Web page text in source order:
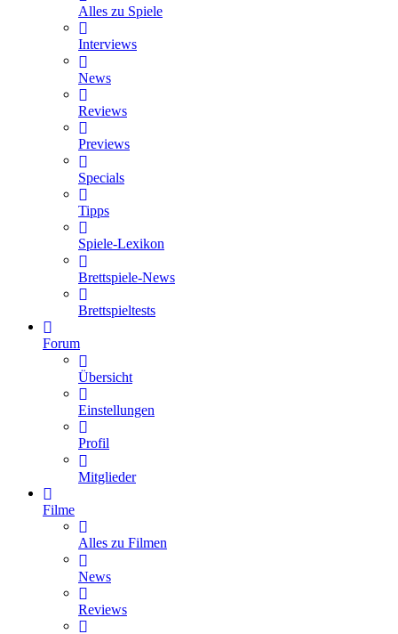
Alles zu Spiele
Interviews
News
Reviews
Previews
Specials
Tipps
Spiele-Lexikon
Brettspiele-News
Brettspieltests
Forum
Übersicht
Einstellungen
Profil
Mitglieder
Filme
Alles zu Filmen
News
Reviews